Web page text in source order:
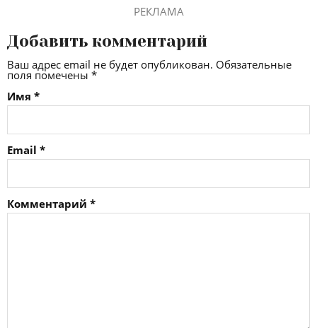
РЕКЛАМА
Добавить комментарий
Ваш адрес email не будет опубликован. Обязательные
поля помечены *
Имя *
Email *
Комментарий *